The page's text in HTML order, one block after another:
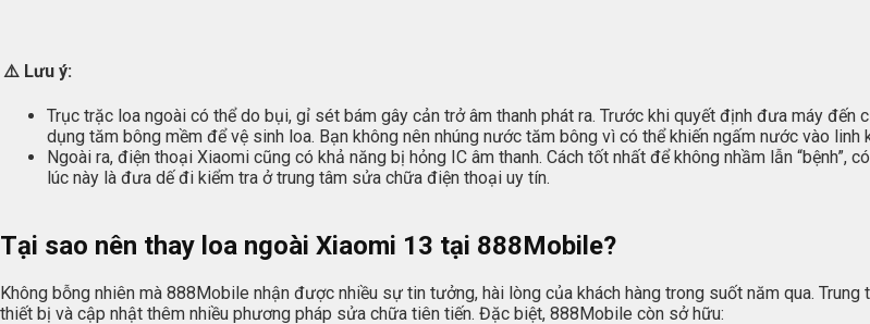
⚠️ Lưu ý:
Trục trặc loa ngoài có thể do bụi, gỉ sét bám gây cản trở âm thanh phát ra. Trước khi quyết định đưa máy đến
dụng tăm bông mềm để vệ sinh loa. Bạn không nên nhúng nước tăm bông vì có thể khiến ngấm nước vào linh
Ngoài ra, điện thoại Xiaomi cũng có khả năng bị hỏng IC âm thanh. Cách tốt nhất để không nhầm lẫn “bệnh”,
lúc này là đưa dế đi kiểm tra ở trung tâm sửa chữa điện thoại uy tín.
Tại sao nên thay loa ngoài Xiaomi 13 tại 888Mobile?
Không bỗng nhiên mà 888Mobile nhận được nhiều sự tin tưởng, hài lòng của khách hàng trong suốt năm qua.
thiết bị và cập nhật thêm nhiều phương pháp sửa chữa tiên tiến. Đặc biệt, 888Mobile còn sở hữu: